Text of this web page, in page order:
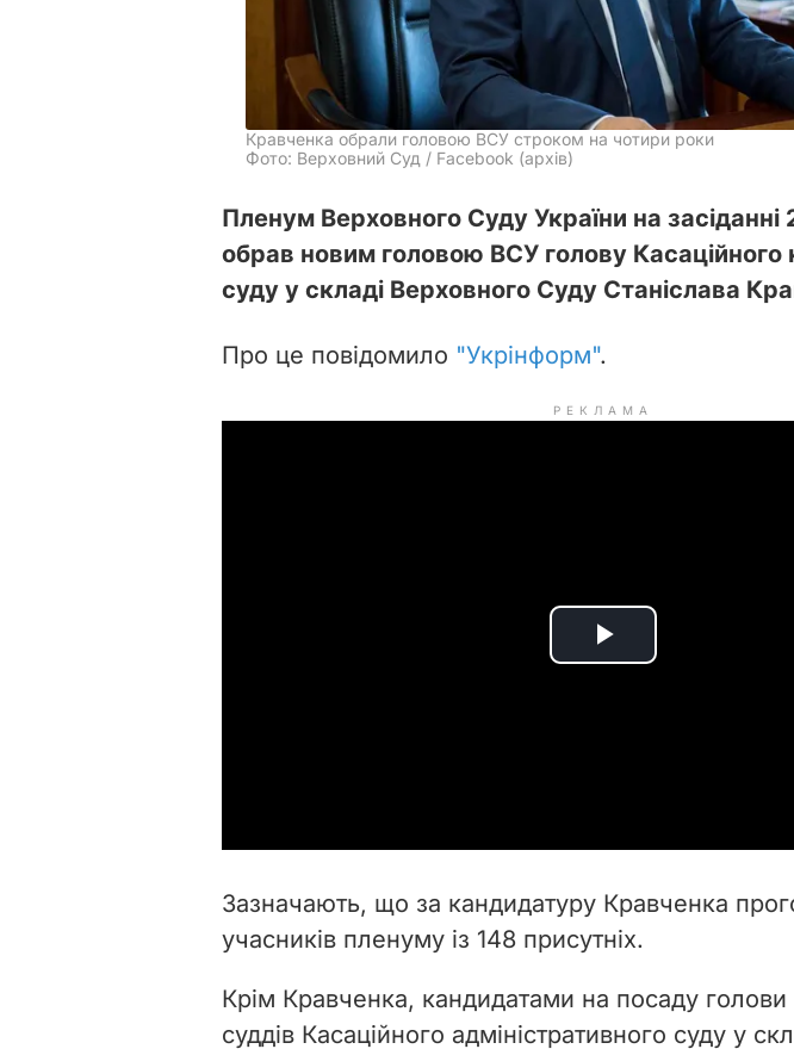
Кравченка обрали головою ВСУ строком на чотири роки
Фото: Верховний Суд / Facebook (архів)
Пленум Верховного Суду України на засіданні
обрав новим головою ВСУ голову Касаційного
суду у складі Верховного Суду Станіслава
Про це повідомило "Укрінформ".
РЕКЛАМА
P
i
d
e
Зазначають, що за кандидатуру Кравченка
учасників пленуму із 148 присутніх.
Крім Кравченка, кандидатами на посаду
суддів Касаційного адміністративного суду у